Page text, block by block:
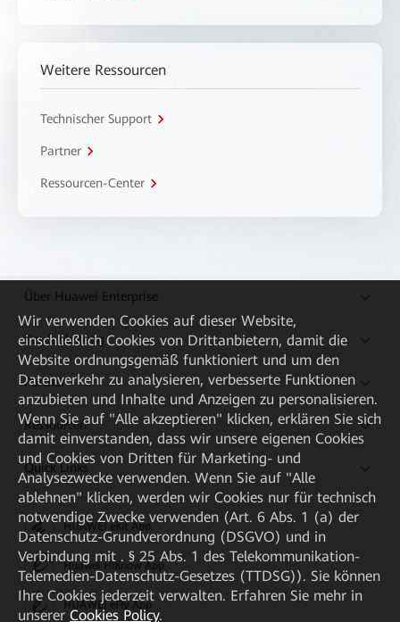
Weitere Ressourcen
Technischer Support
Partner
Ressourcen-Center
Über Huawei Enterprise
Kaufanleitung
Partner
Ressourcen
Quick Links
HUAWEI eKit App
Huawei HiKnow App
HUAWEI eFly App
Wir verwenden Cookies auf dieser Website,
einschließlich Cookies von Drittanbietern, damit die
Website ordnungsgemäß funktioniert und um den
Datenverkehr zu analysieren, verbesserte Funktionen
anzubieten und Inhalte und Anzeigen zu personalisieren.
Wenn Sie auf "Alle akzeptieren" klicken, erklären Sie sich
damit einverstanden, dass wir unsere eigenen Cookies
und Cookies von Dritten für Marketing- und
Analysezwecke verwenden. Wenn Sie auf "Alle
ablehnen" klicken, werden wir Cookies nur für technisch
notwendige Zwecke verwenden (Art. 6 Abs. 1 (a) der
Datenschutz-Grundverordnung (DSGVO) und in
Verbindung mit . § 25 Abs. 1 des Telekommunikation-
Telemedien-Datenschutz-Gesetzes (TTDSG)). Sie können
Ihre Cookies jederzeit verwalten. Erfahren Sie mehr in
unserer Cookies Policy.